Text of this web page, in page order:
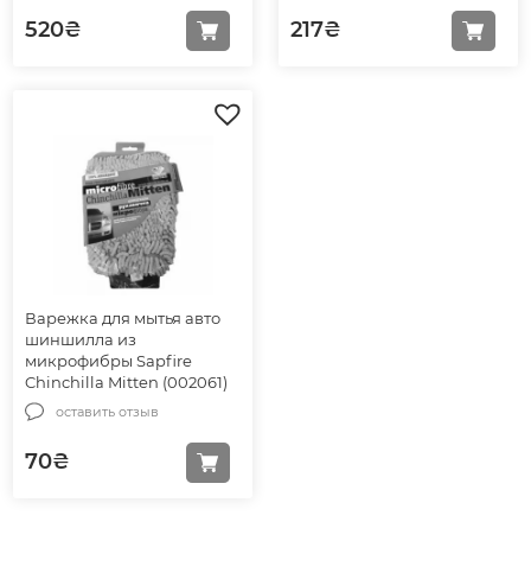
520₴ 217₴
Варежка для мытья авто
шиншилла из
микрофибры Sapfire
Chinchilla Mitten (002061)
оставить отзыв
70₴